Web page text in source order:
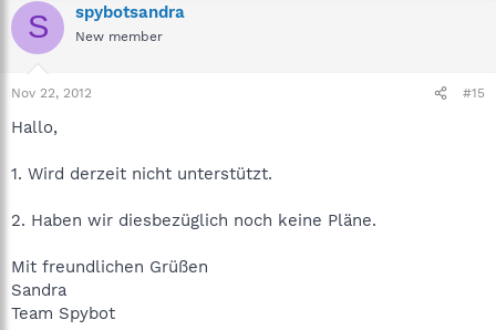
S spybotsandra
New member
Nov 22, 2012 #15
Hallo,
1. Wird derzeit nicht unterstützt.
2. Haben wir diesbezüglich noch keine Pläne.
Mit freundlichen Grüßen
Sandra
Team Spybot